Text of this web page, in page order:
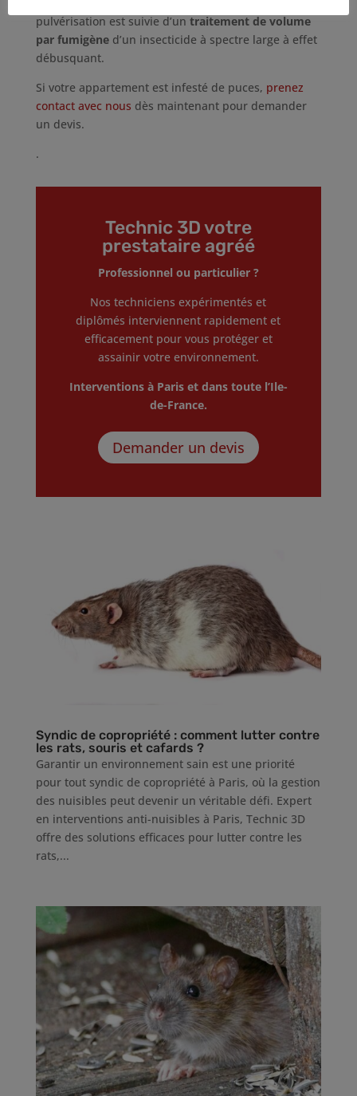
pulvérisation est suivie d’un traitement de volume
par fumigèned’un insecticide à spectre large à effet
débusquant.
Si votre appartement est infesté de puces, prenez
contact avec nous dès maintenant pour demander
un devis.
.
Technic 3D votre
prestataire agréé
Professionnel ou particulier ?
Nos techniciens expérimentés et
diplômés interviennent rapidement et
efficacement pour vous protéger et
assainir votre environnement.
Interventions à Paris et dans toute l’Ile-
de-France.
Demander un devis
Syndic de copropriété : comment lutter contre
les rats, souris et cafards ?
Garantir un environnement sain est une priorité
pour tout syndic de copropriété à Paris, où la gestion
des nuisibles peut devenir un véritable défi. Expert
en interventions anti-nuisibles à Paris, Technic 3D
offre des solutions efficaces pour lutter contre les
rats,...